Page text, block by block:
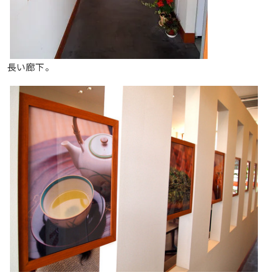
長い廊下。